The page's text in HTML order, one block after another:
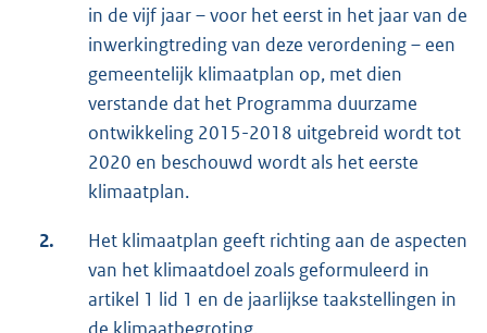
in de vijf jaar – voor het eerst in het jaar van de
inwerkingtreding van deze verordening – een
gemeentelijk klimaatplan op, met dien
verstande dat het Programma duurzame
ontwikkeling 2015-2018 uitgebreid wordt tot
2020 en beschouwd wordt als het eerste
klimaatplan.
2.
Het klimaatplan geeft richting aan de aspecten
van het klimaatdoel zoals geformuleerd in
artikel 1 lid 1 en de jaarlijkse taakstellingen in